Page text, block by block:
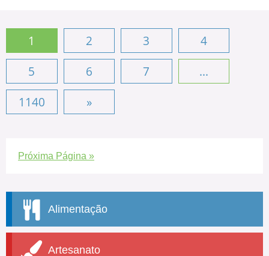
1 2 3
4
5
6 7
...
1140
»
Próxima Página »
Alimentação
Artesanato